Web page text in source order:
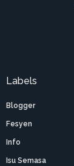
Labels
Blogger
Fesyen
Info
Isu Semasa